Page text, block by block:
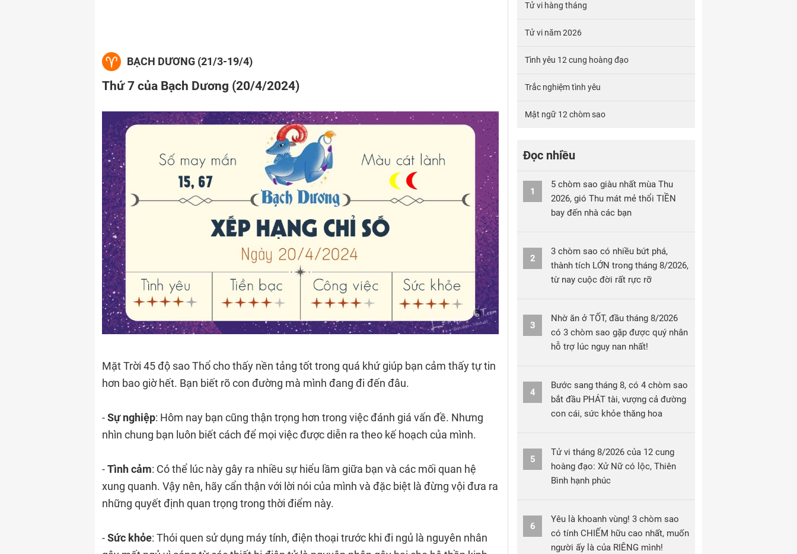
BẠCH DƯƠNG (21/3-19/4)
Thứ 7 của Bạch Dương (20/4/2024)
Mặt Trời 45 độ sao Thổ cho thấy nền tảng tốt trong quá khứ giúp bạn cảm thấy tự tin
hơn bao giờ hết. Bạn biết rõ con đường mà mình đang đi đến đâu.
-Sự nghiệp: Hôm nay bạn cũng thận trọng hơn trong việc đánh giá vấn đề. Nhưng
nhìn chung bạn luôn biết cách để mọi việc được diễn ra theo kế hoạch của mình.
-Tình cảm: Có thể lúc này gây ra nhiều sự hiểu lầm giữa bạn và các mối quan hệ
xung quanh. Vậy nên, hãy cẩn thận với lời nói của mình và đặc biệt là đừng vội đưa ra
những quyết định quan trọng trong thời điểm này.
-Sức khỏe: Thói quen sử dụng máy tính, điện thoại trước khi đi ngủ là nguyên nhân
Tử vi hàng tháng
Tử vi năm 2026
Tình yêu 12 cung hoàng đạo
Trắc nghiệm tình yêu
Mật ngữ 12 chòm sao
Đọc nhiều
1
5 chòm sao giàu nhất mùa Thu
2026, gió Thu mát mẻ thổi TIỀN
bay đến nhà các bạn
2
3 chòm sao có nhiều bứt phá,
thành tích LỚN trong tháng 8/2026,
từ nay cuộc đời rất rực rỡ
3
Nhờ ăn ở TỐT, đầu tháng 8/2026
có 3 chòm sao gặp được quý nhân
hỗ trợ lúc nguy nan nhất!
4
Bước sang tháng 8, có 4 chòm sao
bắt đầu PHÁT tài, vượng cả đường
con cái, sức khỏe thăng hoa
5
Tử vi tháng 8/2026 của 12 cung
hoàng đạo: Xử Nữ có lộc, Thiên
Bình hạnh phúc
6
Yêu là khoanh vùng! 3 chòm sao
có tính CHIẾM hữu cao nhất, muốn
người ấy là của RIÊNG mình!